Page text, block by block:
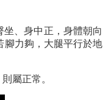
、身中正，身體朝向
腳力夠，大腿平行於地
屬正常。